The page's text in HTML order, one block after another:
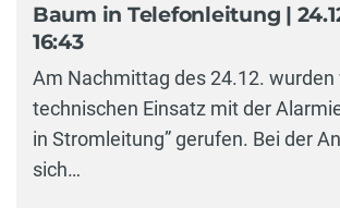
Baum in Telefonleitung |
16:43
Am Nachmittag des 24.12. wurden
technischen Einsatz mit der
in Stromleitung” gerufen. Bei der
sich…